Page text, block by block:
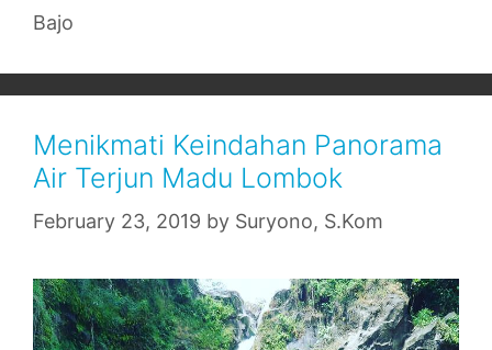
Bajo
Menikmati Keindahan Panorama
Air Terjun Madu Lombok
February 23, 2019 by Suryono, S.Kom